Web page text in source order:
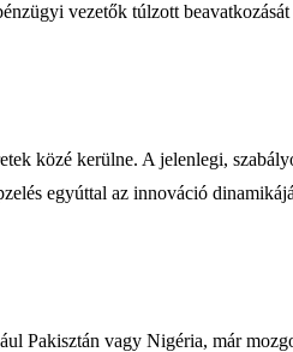
vezetők túlzott
közé kerülne. A jelenlegi,
egyúttal az innováció
Pakisztán vagy Nigéria, már